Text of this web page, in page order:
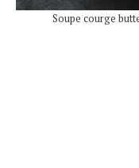
Soupe courge